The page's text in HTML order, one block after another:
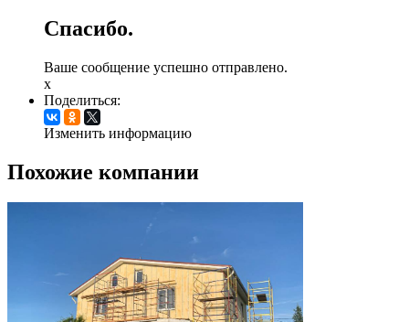
Спасибо.
Ваше сообщение успешно отправлено.
x
Поделиться:
Изменить информацию
Похожие компании